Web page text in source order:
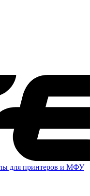
для принтеров и МФУ